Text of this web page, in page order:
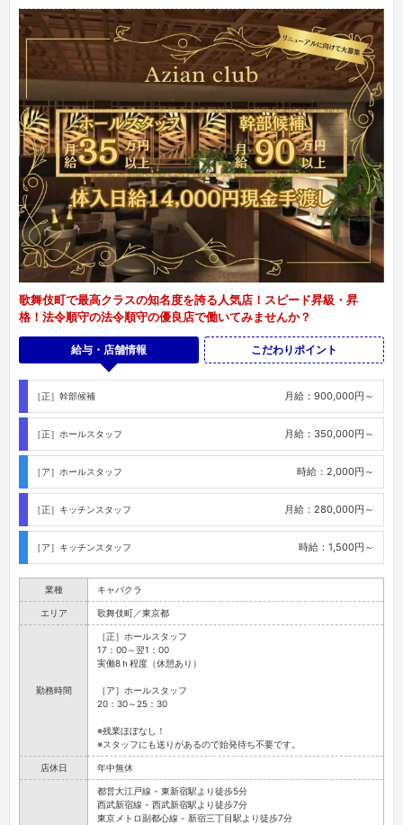
歌舞伎町で最高クラスの知名度を誇る人気店！スピード昇級・昇
格！法令順守の法令順守の優良店で働いてみませんか？
給与・店舗情報 こだわりポイント
［正］幹部候補 月給：900,000円～
［正］ホールスタッフ 月給：350,000円～
［ア］ホールスタッフ 時給：2,000円～
［正］キッチンスタッフ 月給：280,000円～
［ア］キッチンスタッフ 時給：1,500円～
業種 キャバクラ
エリア 歌舞伎町／東京都
勤務時間
［正］ホールスタッフ
17：00～翌1：00
実働8ｈ程度（休憩あり）
［ア］ホールスタッフ
20：30～25：30
※残業ほぼなし！
※スタッフにも送りがあるので始発待ち不要です。
店休日 年中無休
都営大江戸線 - 東新宿駅より徒歩5分
西武新宿線 - 西武新宿駅より徒歩7分
東京メトロ副都心線 - 新宿三丁目駅より徒歩7分